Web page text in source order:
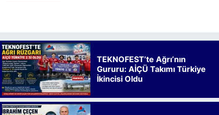
TEKNOFEST’te Ağrı’nın
Gururu: AİÇÜ Takımı Türkiye
İkincisi Oldu